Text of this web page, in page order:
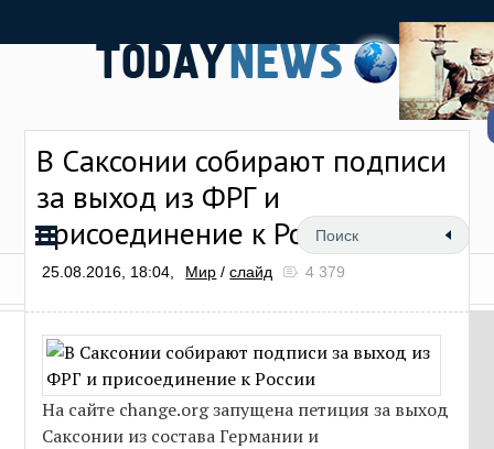
В Саксонии собирают подписи
за выход из ФРГ и
присоединение к России
25.08.2016, 18:04, Мир /слайд 4 379
На сайте change.org запущена петиция за выход
Саксонии из состава Германии и